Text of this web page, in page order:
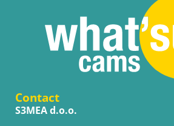
Contact
S3MEA d.o.o.